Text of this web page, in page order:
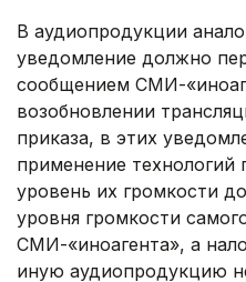
В аудиопродукции
уведомление должно
сообщением СМИ-
возобновлении
приказа, в этих
применение технологий
уровень их громкости
уровня громкости
СМИ-«иноагента», а
иную аудиопродукцию